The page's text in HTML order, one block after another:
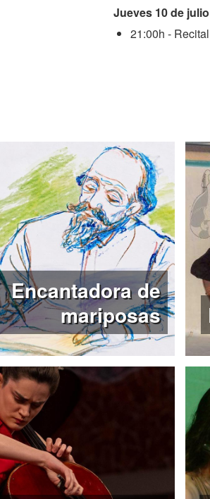
Jueves 10 de julio
21:00h -
Domingo 13 de
21:00h - Gala
Encantadora de
mariposas